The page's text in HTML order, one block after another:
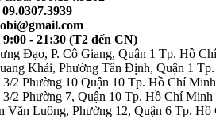
09.0307.3939
9:00 - 21:30 (T2 đến CN)
Đạo, P. Cô Giang, Quận 1 Tp. Hồ
Khải, Phường Tân Định, Quận 1
2 Phường 10 Quận 10 Tp. Hồ Chí Minh
2 Phường 7, Quận 10 Tp. Hồ Chí Minh
Văn Luông, Phường 12, Quận 6 Tp. Hồ